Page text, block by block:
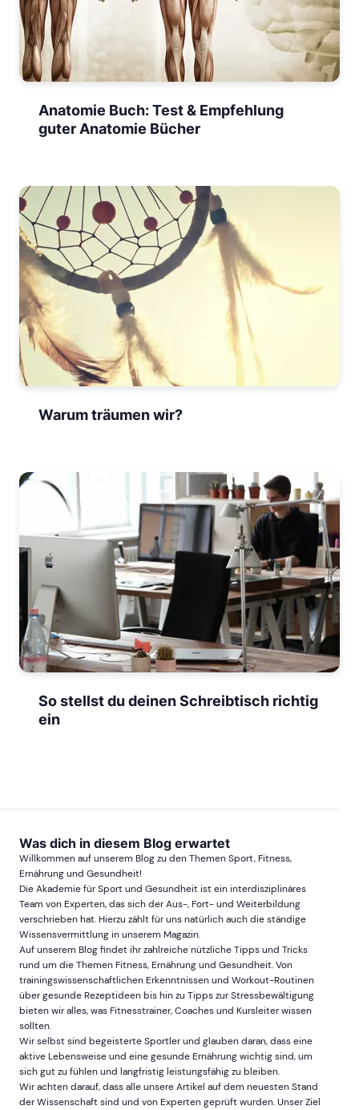
Anatomie Buch: Test & Empfehlung
guter Anatomie Bücher
Warum träumen wir?
So stellst du deinen Schreibtisch richtig
ein
Was dich in diesem Blog erwartet
Willkommen auf unserem Blog zu den Themen Sport, Fitness,
Ernährung und Gesundheit!
Die Akademie für Sport und Gesundheit ist ein interdisziplinäres
Team von Experten, das sich der Aus-, Fort- und Weiterbildung
verschrieben hat. Hierzu zählt für uns natürlich auch die ständige
Wissensvermittlung in unserem Magazin.
Auf unserem Blog findet ihr zahlreiche nützliche Tipps und Tricks
rund um die Themen Fitness, Ernährung und Gesundheit. Von
trainingswissenschaftlichen Erkenntnissen und Workout-Routinen
über gesunde Rezeptideen bis hin zu Tipps zur Stressbewältigung
bieten wir alles, was Fitnesstrainer, Coaches und Kursleiter wissen
sollten.
Wir selbst sind begeisterte Sportler und glauben daran, dass eine
aktive Lebensweise und eine gesunde Ernährung wichtig sind, um
sich gut zu fühlen und langfristig leistungsfähig zu bleiben.
Wir achten darauf, dass alle unsere Artikel auf dem neuesten Stand
der Wissenschaft sind und von Experten geprüft wurden. Unser Ziel